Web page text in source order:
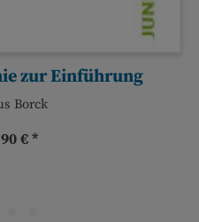
zur Einführung
Borck
€ *